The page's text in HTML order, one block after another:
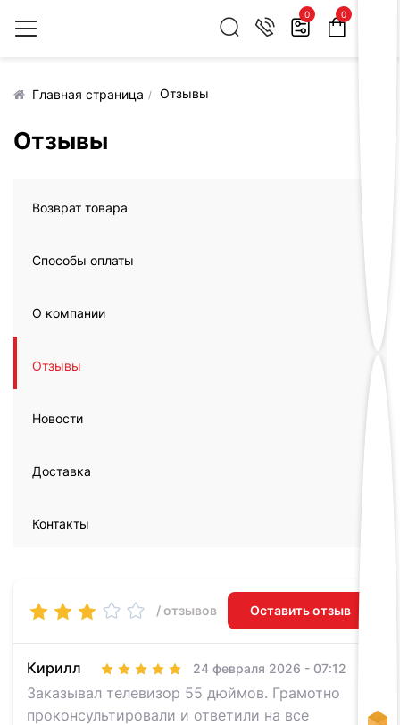
0 0
Главная страница Отзывы
Отзывы
Возврат товара
Способы оплаты
О компании
Отзывы
Новости
Доставка
Контакты
/ отзывов Оставить отзыв
Кирилл 24 февраля 2026 - 07:12
Заказывал телевизор 55 дюймов. Грамотно
проконсультировали и ответили на все